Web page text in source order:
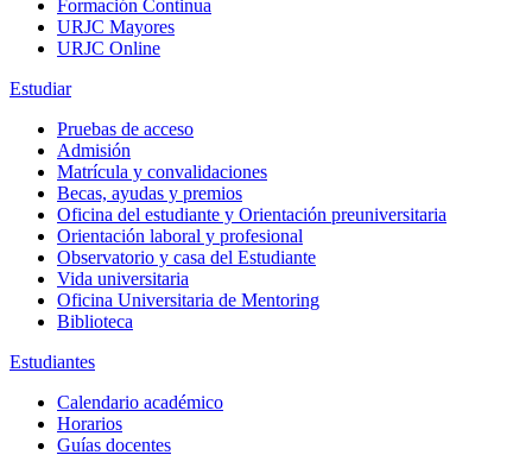
Formación Continua
URJC Mayores
URJC Online
Estudiar
Pruebas de acceso
Admisión
Matrícula y convalidaciones
Becas, ayudas y premios
Oficina del estudiante y Orientación preuniversitaria
Orientación laboral y profesional
Observatorio y casa del Estudiante
Vida universitaria
Oficina Universitaria de Mentoring
Biblioteca
Estudiantes
Calendario académico
Horarios
Guías docentes